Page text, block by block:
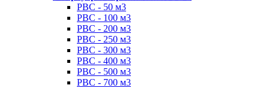
РВС - 50 м3
РВС - 100 м3
РВС - 200 м3
РВС - 250 м3
РВС - 300 м3
РВС - 400 м3
РВС - 500 м3
РВС - 700 м3